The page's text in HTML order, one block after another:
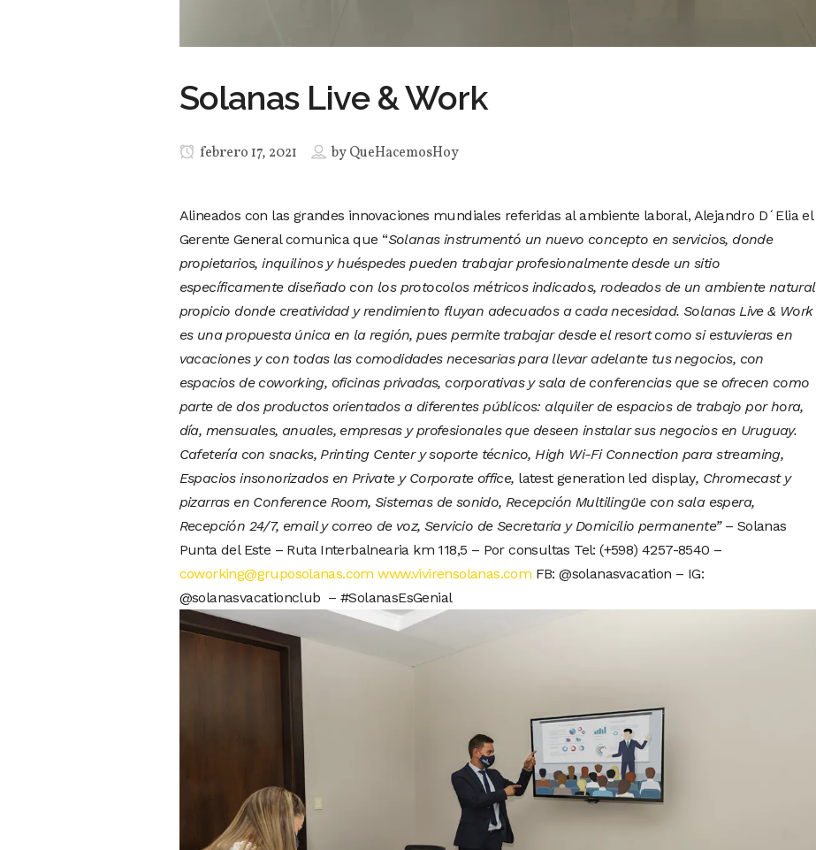
Solanas Live & Work
febrero 17, 2021 byQueHacemosHoy
Alineados con las grandes innovaciones mundiales referidas al ambiente laboral, Alejandro D´Elia el
Gerente General comunica que “Solanas instrumentó un nuevo concepto en servicios, donde
propietarios, inquilinos y huéspedes pueden trabajar profesionalmente desde un sitio
específicamente diseñado con los protocolos métricos indicados, rodeados de un ambiente natural
propicio donde creatividad y rendimiento fluyan adecuados a cada necesidad. Solanas Live & Work
es una propuesta única en la región, pues permite trabajar desde el resort como si estuvieras en
vacaciones y con todas las comodidades necesarias para llevar adelante tus negocios, con
espacios de coworking, oficinas privadas, corporativas y sala de conferencias que se ofrecen como
parte de dos productos orientados a diferentes públicos: alquiler de espacios de trabajo por hora,
día, mensuales, anuales, empresas y profesionales que deseen instalar sus negocios en Uruguay.
Cafetería con snacks, Printing Center y soporte técnico, High Wi-Fi Connection para streaming,
Espacios insonorizados en Private y Corporate office, latest generation led display, Chromecast y
pizarras en Conference Room, Sistemas de sonido, Recepción Multilingüe con sala espera,
Recepción 24/7, email y correo de voz, Servicio de Secretaria y Domicilio permanente”– Solanas
Punta del Este – Ruta Interbalnearia km 118,5 – Por consultas Tel: (+598) 4257-8540 –
coworking@gruposolanas.com www.vivirensolanas.com FB: @solanasvacation – IG:
@solanasvacationclub – #SolanasEsGenial